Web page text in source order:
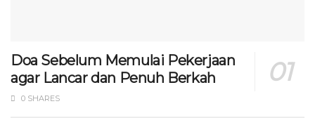
Doa Sebelum Memulai Pekerjaan
agar Lancar dan Penuh Berkah
0 SHARES